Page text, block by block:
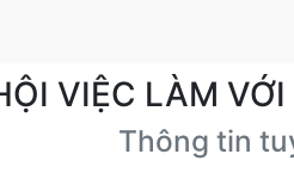
VIỆC LÀM
Thông tin